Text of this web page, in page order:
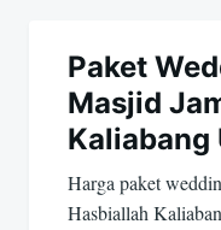
Paket
Masjid
Kaliabang
Harga paket
Hasbiallah